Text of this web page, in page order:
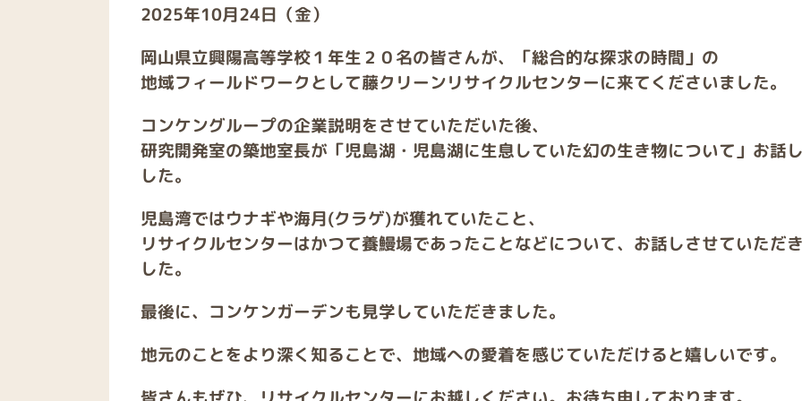
2025年10月24日（金）
岡山県立興陽高等学校１年生２０名の皆さんが、「総合的な探求の時間」の
地域フィールドワークとして藤クリーンリサイクルセンターに来てくださいました。
コンケングループの企業説明をさせていただいた後、
研究開発室の築地室長が「児島湖・児島湖に生息していた幻の生き物について」お話
した。
児島湾ではウナギや海月(クラゲ)が獲れていたこと、
リサイクルセンターはかつて養鰻場であったことなどについて、お話しさせていただ
した。
最後に、コンケンガーデンも見学していただきました。
地元のことをより深く知ることで、地域への愛着を感じていただけると嬉しいです。